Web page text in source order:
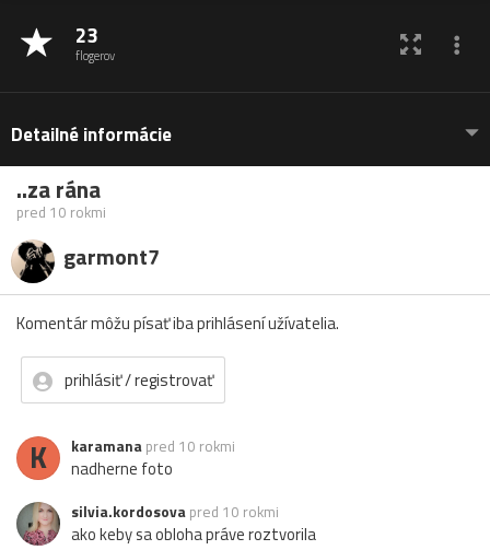
23
flogerov
Detailné informácie
..za rána
pred 10 rokmi
garmont7
Komentár môžu písať iba prihlásení užívatelia.
prihlásiť / registrovať
K karamana pred 10 rokmi
nadherne foto
silvia.kordosova pred 10 rokmi
ako keby sa obloha práve roztvorila